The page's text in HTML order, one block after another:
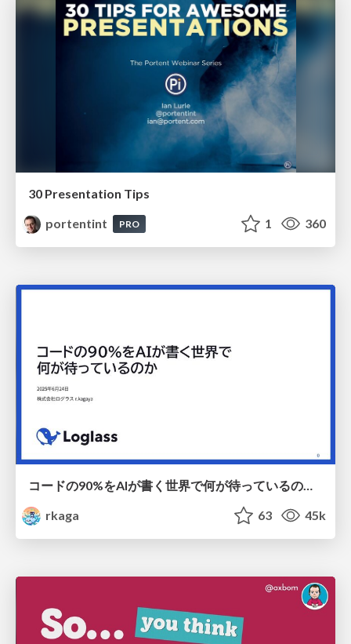
30 Presentation Tips
portentint
PRO 1 360
コードの90%をAIが書く世界で何が待っているのか / What awaits us in a world where 90% of the code is written by AI
rkaga
63 45k